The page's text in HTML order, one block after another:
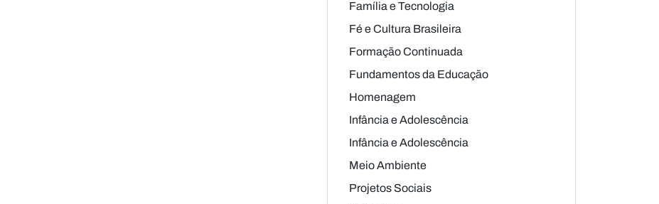
Família e Tecnologia
Fé e Cultura Brasileira
Formação Continuada
Fundamentos da Educação
Homenagem
Infância e Adolescência
Infância e Adolescência
Meio Ambiente
Projetos Sociais